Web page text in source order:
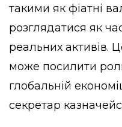
такими як фіатні
розглядатися як
реальних активів.
може посилити
глобальній
секретар